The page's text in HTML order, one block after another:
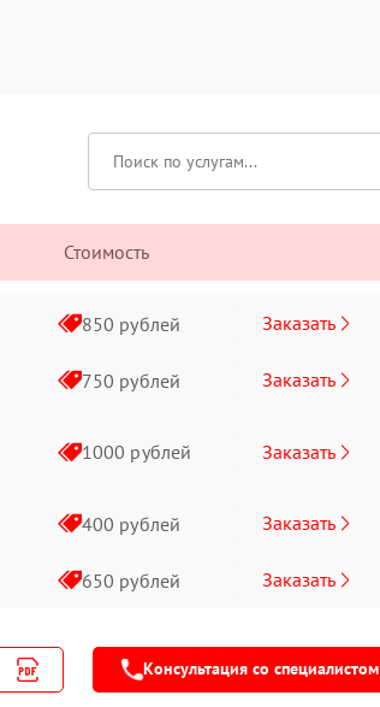
Стоимость
850 рублей Заказать
750 рублей Заказать
1000 рублей Заказать
400 рублей Заказать
650 рублей Заказать
Консультация со специалистом